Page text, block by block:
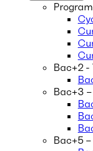
Bac+2 -
Bac+3
Bac+5